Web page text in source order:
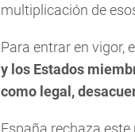
multiplicación de
Para entrar en vigor,
y los Estados
como legal,
España rechaza